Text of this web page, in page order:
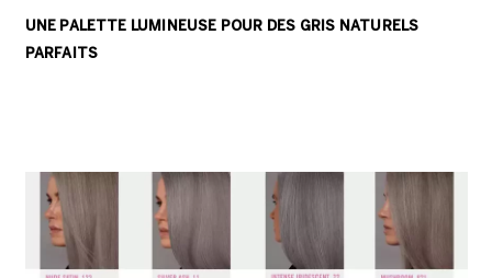
UNE PALETTE LUMINEUSE POUR DES GRIS NATURELS
PARFAITS